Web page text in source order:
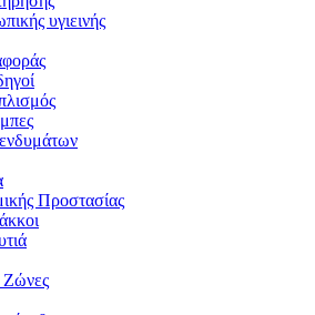
υγιεινής
Προστασίας
Ζώνες